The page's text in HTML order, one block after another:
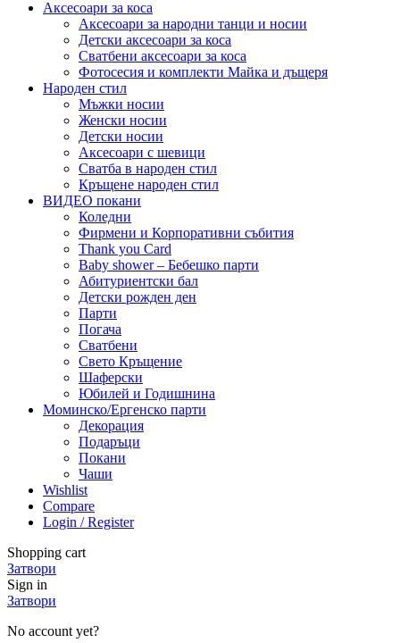
Аксесоари за коса
Аксесоари за народни танци и носии
Детски аксесоари за коса
Сватбени аксесоари за коса
Фотосесия и комплекти Майка и дъщеря
Народен стил
Мъжки носии
Женски носии
Детски носии
Аксесоари с шевици
Сватба в народен стил
Кръщене народен стил
ВИДЕО покани
Коледни
Фирмени и Корпоративни събития
Thank you Card
Baby shower – Бебешко парти
Абитуриентски бал
Детски рожден ден
Парти
Погача
Сватбени
Свето Кръщение
Шаферски
Юбилей и Годишнина
Моминско/Ергенско парти
Декорация
Подаръци
Покани
Чаши
Wishlist
Compare
Login / Register
Shopping cart
Затвори
Sign in
Затвори
No account yet?